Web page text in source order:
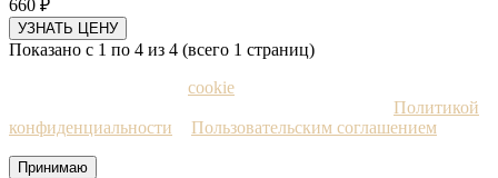
660 ₽
УЗНАТЬ ЦЕНУ
Показано с 1 по 4 из 4 (всего 1 страниц)
cookie
Политикой
конфиденциальности
Пользовательским соглашением
Принимаю